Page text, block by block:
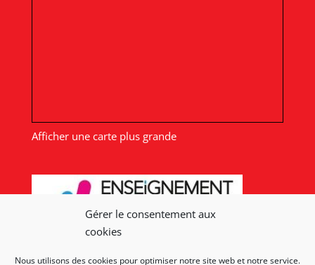
Gérer le consentement aux
cookies
Nous utilisons des cookies pour optimiser notre site web et notre service.
Afficher une carte plus grande